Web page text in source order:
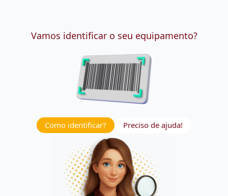
Vamos identificar o seu equipamento?
Como identificar? Preciso de ajuda!